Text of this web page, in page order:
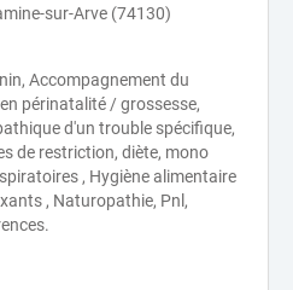
sur-Arve (74130)
Accompagnement du
périnatalité / grossesse,
d'un trouble spécifique,
de restriction, diète, mono
, Hygiène alimentaire
, Naturopathie, Pnl,